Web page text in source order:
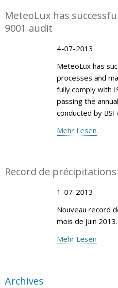
MeteoLux has
9001 audit
4-07-2013
MeteoLux has
processes and
fully comply with
passing the
conducted by BSI
Mehr Lesen
Record de précipitations
1-07-2013
Nouveau record
mois de juin 2013.
Mehr Lesen
Archives